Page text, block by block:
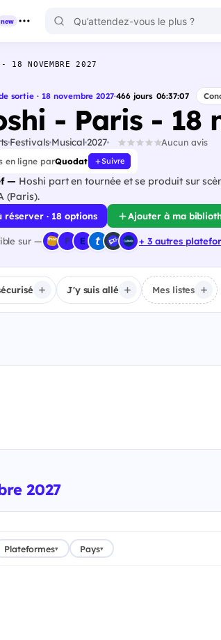
new
18 NOVEMBRE 2027
sortie · 18 novembre 2027·466jours 06:37:06
- Paris - 18
FestivalsMusical 2027 Aucun avis
en ligne parQuodat Suivre
— Hoshi part en tournée et se produit sur
(Paris).
réserver · 18 options Ajouter à ma
sur — + 3 autres
J'y suis allé Mes listes
2027
Plateformes▾ Pays▾